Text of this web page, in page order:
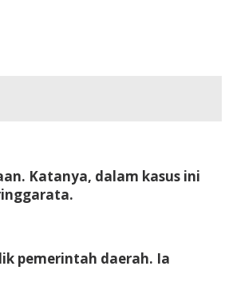
Katanya, dalam kasus ini
pemerintah daerah. Ia